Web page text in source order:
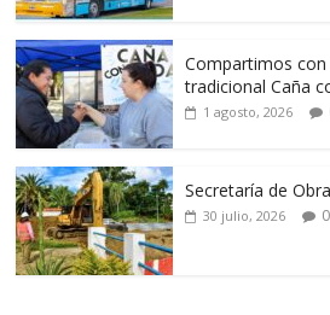
Compartimos
tradicional Caña
1 agosto, 2026
Secretaría de
30 julio, 2026 0